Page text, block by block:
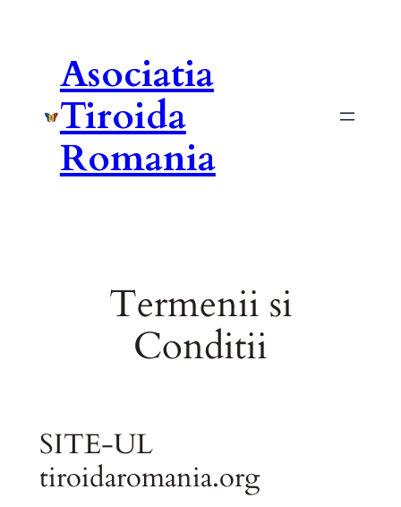
Asociatia
Tiroida
Romania
Termenii si
Conditii
SITE-UL
tiroidaromania.org